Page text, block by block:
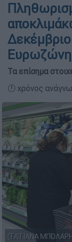
Ευρωζώνη
Τα επίσημα
🕛 χρόνος
(ΤΑΤΙΑΝΑ